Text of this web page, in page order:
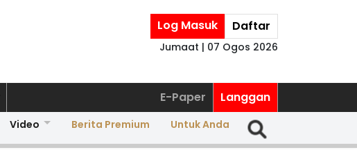
Log Masuk Daftar
Jumaat | 07 Ogos 2026
E-Paper Langgan
Video Berita Premium Untuk Anda